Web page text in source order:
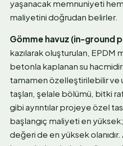
yaşanacak memnuniyeti
maliyetini doğrudan belirler.
Gömme havuz (in-ground
kazılarak oluşturulan, EPDM
betonla kaplanan su
tamamen özelleştirilebilir ve
taşları, şelale bölümü, bitki
gibi ayrıntılar projeye özel
başlangıç maliyeti en
değeri de en yüksek